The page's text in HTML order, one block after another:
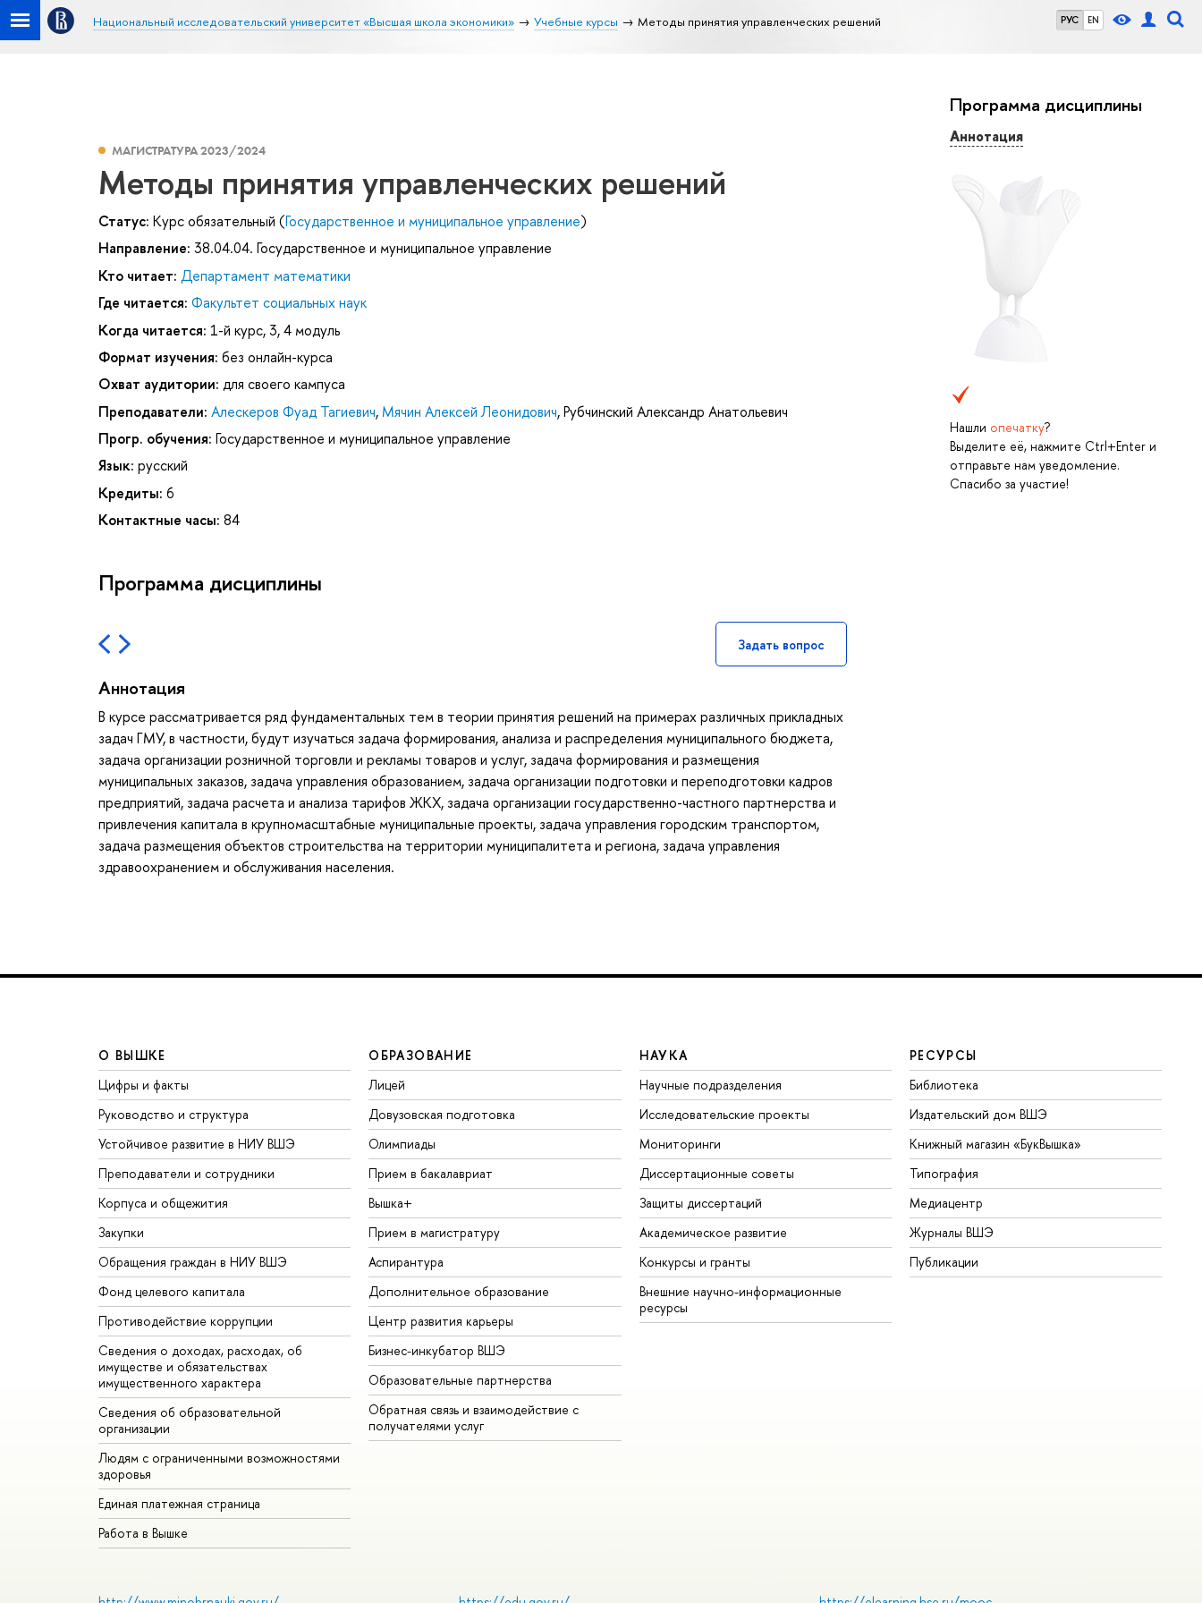
РУС EN
Национальный исследовательский университет «Высшая школа экономики» Учебные курсы Методы принятия управленческих решений
Программа дисциплины
Аннотация
Нашли опечатку?
Выделите её, нажмите Ctrl+Enter и
отправьте нам уведомление.
Спасибо за участие!
МАГИСТРАТУРА 2023/2024
Методы принятия управленческих решений
Статус: Курс обязательный (Государственное и муниципальное управление)
Направление: 38.04.04. Государственное и муниципальное управление
Кто читает: Департамент математики
Где читается: Факультет социальных наук
Когда читается: 1-й курс, 3, 4 модуль
Формат изучения: без онлайн-курса
Охват аудитории: для своего кампуса
Преподаватели: Алескеров Фуад Тагиевич, Мячин Алексей Леонидович,Рубчинский Александр Анатольевич
Прогр. обучения: Государственное и муниципальное управление
Язык: русский
Кредиты: 6
Контактные часы: 84
Программа дисциплины
Задать вопрос
Аннотация
В курсе рассматривается ряд фундаментальных тем в теории принятия решений на примерах различных прикладных
задач ГМУ, в частности, будут изучаться задача формирования, анализа и распределения муниципального бюджета,
задача организации розничной торговли и рекламы товаров и услуг, задача формирования и размещения
муниципальных заказов, задача управления образованием, задача организации подготовки и переподготовки кадров
предприятий, задача расчета и анализа тарифов ЖКХ, задача организации государственно-частного партнерства и
привлечения капитала в крупномасштабные муниципальные проекты, задача управления городским транспортом,
задача размещения объектов строительства на территории муниципалитета и региона, задача управления
здравоохранением и обслуживания населения.
О ВЫШКЕ
Цифры и факты
Руководство и структура
Устойчивое развитие в НИУ ВШЭ
Преподаватели и сотрудники
Корпуса и общежития
Закупки
Обращения граждан в НИУ ВШЭ
Фонд целевого капитала
Противодействие коррупции
Сведения о доходах, расходах, об
имуществе и обязательствах
имущественного характера
Сведения об образовательной
организации
Людям с ограниченными возможностями
здоровья
Единая платежная страница
Работа в Вышке
ОБРАЗОВАНИЕ
Лицей
Довузовская подготовка
Олимпиады
Прием в бакалавриат
Вышка+
Прием в магистратуру
Аспирантура
Дополнительное образование
Центр развития карьеры
Бизнес-инкубатор ВШЭ
Образовательные партнерства
Обратная связь и взаимодействие с
получателями услуг
НАУКА
Научные подразделения
Исследовательские проекты
Мониторинги
Диссертационные советы
Защиты диссертаций
Академическое развитие
Конкурсы и гранты
Внешние научно-информационные
ресурсы
РЕСУРСЫ
Библиотека
Издательский дом ВШЭ
Книжный магазин «БукВышка»
Типография
Медиацентр
Журналы ВШЭ
Публикации